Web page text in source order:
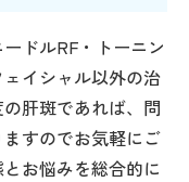
ドルRF・トーニン
イシャル以外の治
肝斑であれば、問
すのでお気軽にご
お悩みを総合的に